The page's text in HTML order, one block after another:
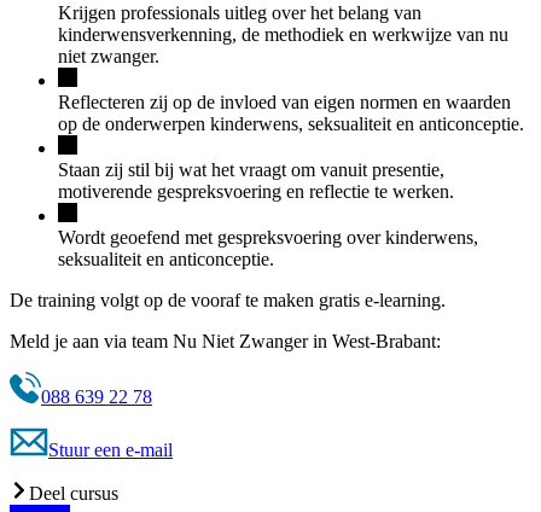
Krijgen professionals uitleg over het belang van
kinderwensverkenning, de methodiek en werkwijze van nu
niet zwanger.
Reflecteren zij op de invloed van eigen normen en waarden
op de onderwerpen kinderwens, seksualiteit en anticonceptie.
Staan zij stil bij wat het vraagt om vanuit presentie,
motiverende gespreksvoering en reflectie te werken.
Wordt geoefend met gespreksvoering over kinderwens,
seksualiteit en anticonceptie.
De training volgt op de vooraf te maken gratis e-learning.
Meld je aan via team Nu Niet Zwanger in West-Brabant:
088 639 22 78
Stuur een e-mail
Deel cursus